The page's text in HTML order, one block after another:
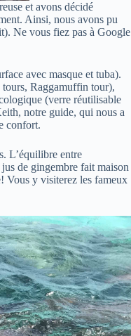
et avons décidé
Ainsi, nous avons pu
Ne vous fiez pas à Google
avec masque et tuba).
tours, Raggamuffin tour),
(verre réutilisable
notre guide, qui nous a
confort.
L’équilibre entre
de gingembre fait maison
Vous y visiterez les fameux